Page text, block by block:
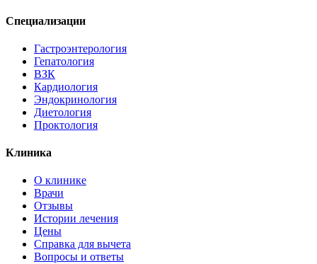
Специализации
Гастроэнтерология
Гепатология
ВЗК
Кардиология
Эндокринология
Диетология
Проктология
Клиника
О клинике
Врачи
Отзывы
Истории лечения
Цены
Справка для вычета
Вопросы и ответы